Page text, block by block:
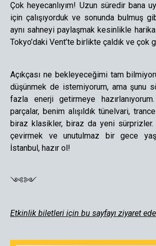
Çok heyecanlıyım! Uzun süredir bana
için çalışıyorduk ve sonunda bulmuş
aynı sahneyi paylaşmak kesinlikle
Tokyo’daki Vent’te birlikte çaldık ve çok
Açıkçası ne bekleyeceğimi tam
düşünmek de istemiyorum, ama şunu
fazla enerji getirmeye
parçalar, benim alışıldık tünelvari,
biraz klasikler, biraz da yeni sürprizler.
çevirmek ve unutulmaz bir gece
İstanbul, hazır ol!
༺༻
Etkinlik biletleri için bu sayfayı ziyaret